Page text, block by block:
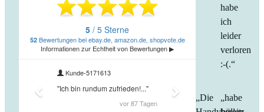
habe
ich
leider
verloren
:-(.“
„Die
„habe